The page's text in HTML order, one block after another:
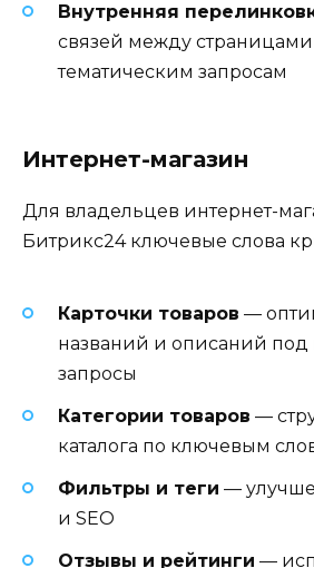
Внутренняя
связей между
тематическим запросам
Интернет-магазин
Для владельцев интернет-
Битрикс24 ключевые слова
Карточки товаров —
названий и описаний под
запросы
Категории товаров —
каталога по ключевым
Фильтры и теги —
и SEO
Отзывы и рейтинги —